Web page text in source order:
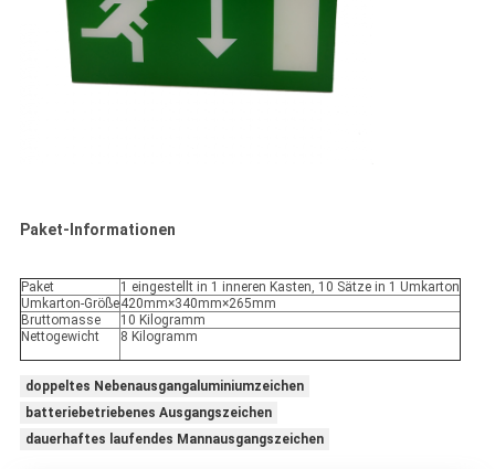
Paket-Informationen
Paket
1 eingestellt in 1 inneren Kasten, 10 Sätze in 1 Umkarton
Umkarton-Größe420mm×340mm×265mm
Bruttomasse
10 Kilogramm
Nettogewicht
8 Kilogramm
doppeltes Nebenausgangaluminiumzeichen
batteriebetriebenes Ausgangszeichen
dauerhaftes laufendes Mannausgangszeichen